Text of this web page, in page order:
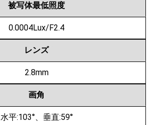
被写体最低照度
0.0004Lux/F2.4
レンズ
2.8mm
画角
水平:103°、垂直:59°